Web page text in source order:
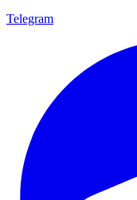
Telegram